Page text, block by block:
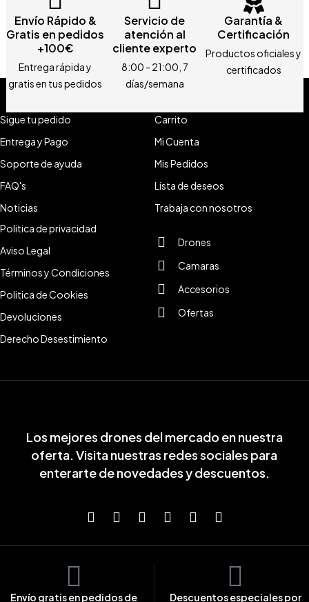
Envío Rápido &
Gratis en pedidos
+100€
Entrega rápida y
gratis en tus pedidos
Servicio de
atención al
cliente experto
8:00 - 21:00, 7
días/semana
Garantía &
Certificación
Productos oficiales y
certificados
Los mejores drones del mercado en nuestra
oferta. Visita nuestras redes sociales para
enterarte de novedades y descuentos.
Drones
Camaras
Accesorios
Ofertas
Sigue tu pedido
Entrega y Pago
Soporte de ayuda
FAQ's
Noticias
Carrito
Mi Cuenta
Mis Pedidos
Lista de deseos
Trabaja con nosotros
Politica de privacidad
Aviso Legal
Términos y Condiciones
Politica de Cookies
Devoluciones
Derecho Desestimiento
Envío gratis en pedidos de Descuentos especiales por